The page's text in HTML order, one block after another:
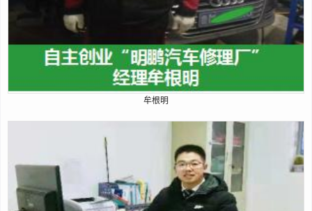
1 2 3 4
牟根明